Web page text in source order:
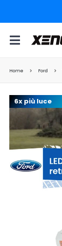
Home Ford
6x più luce